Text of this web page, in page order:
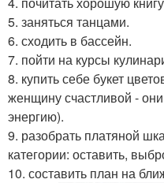
5. заняться танцами.
6. сходить в бассейн.
7. пойти на курсы
8. купить себе букет
женщину счастливой -
энергию).
9. разобрать платяной
категории: оставить,
10. составить план на